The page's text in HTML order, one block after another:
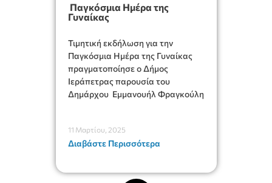
Παγκόσμια Ημέρα της
Γυναίκας
Τιμητική εκδήλωση για την
Παγκόσμια Ημέρα της Γυναίκας
πραγματοποίησε ο Δήμος
Ιεράπετρας παρουσία του
Δημάρχου Εμμανουήλ Φραγκούλη
11 Μαρτίου, 2025
Διαβάστε Περισσότερα